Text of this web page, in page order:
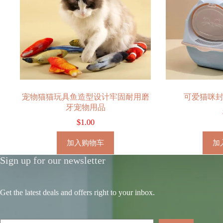
宠物猫猫玩具鱼造型设计牢固耐用磨
牙宠物用品
$1.00
加入购物车
可爱猫咪
加
Sign up for our newsletter
Get the latest deals and offers right to your inbox.